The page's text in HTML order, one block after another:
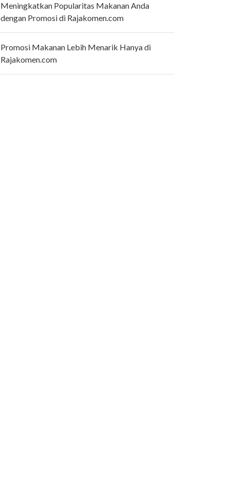
Meningkatkan Popularitas Makanan Anda
dengan Promosi di Rajakomen.com
Promosi Makanan Lebih Menarik Hanya di
Rajakomen.com